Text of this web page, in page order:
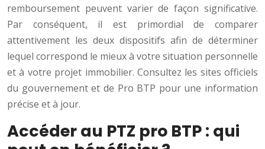
remboursement peuvent varier de façon significative.
Par conséquent, il est primordial de comparer
attentivement les deux dispositifs afin de déterminer
lequel correspond le mieux à votre situation personnelle
et à votre projet immobilier. Consultez les sites officiels
du gouvernement et de Pro BTP pour une information
précise et à jour.
Accéder au PTZ pro BTP : qui